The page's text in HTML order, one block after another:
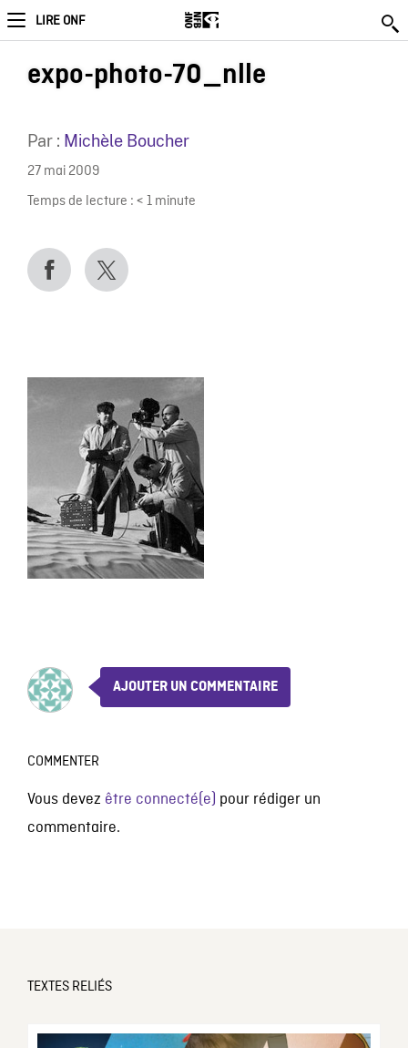
LIRE ONF
expo-photo-70_nlle
Par : Michèle Boucher
27 mai 2009
Temps de lecture : < 1 minute
AJOUTER UN COMMENTAIRE
COMMENTER
Vous devez être connecté(e) pour rédiger un
commentaire.
TEXTES RELIÉS